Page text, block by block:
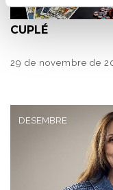
CUPLÉ
29 de novembre de
DESEMBRE